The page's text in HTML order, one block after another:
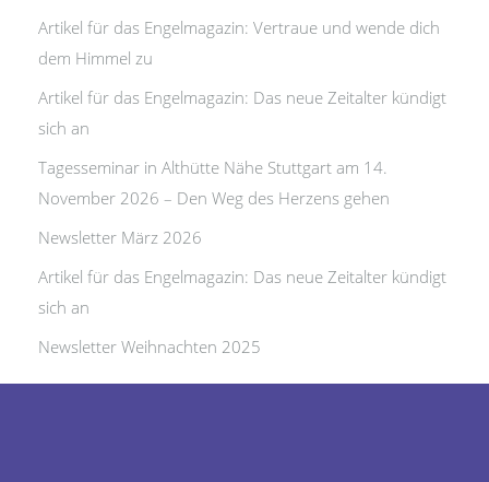
Artikel für das Engelmagazin: Vertraue und wende dich
dem Himmel zu
Artikel für das Engelmagazin: Das neue Zeitalter kündigt
sich an
Tagesseminar in Althütte Nähe Stuttgart am 14.
November 2026 – Den Weg des Herzens gehen
Newsletter März 2026
Artikel für das Engelmagazin: Das neue Zeitalter kündigt
sich an
Newsletter Weihnachten 2025